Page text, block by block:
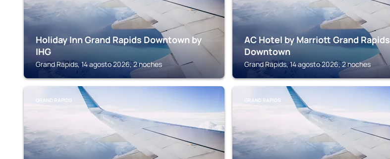
Holiday Inn Grand Rapids Downtown by
IHG
Grand Rapids, 14 agosto 2026, 2 noches
AC Hotel by Marriott Grand Rapids
Downtown
Grand Rapids, 14 agosto 2026, 2 noches
GRAND RAPIDS GRAND RAPIDS